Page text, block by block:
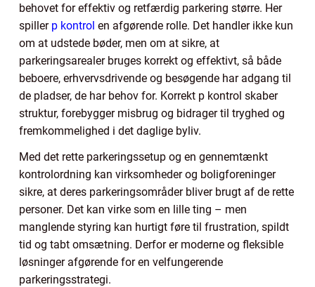
behovet for effektiv og retfærdig parkering større. Her
spiller p kontrol en afgørende rolle. Det handler ikke kun
om at udstede bøder, men om at sikre, at
parkeringsarealer bruges korrekt og effektivt, så både
beboere, erhvervsdrivende og besøgende har adgang til
de pladser, de har behov for. Korrekt p kontrol skaber
struktur, forebygger misbrug og bidrager til tryghed og
fremkommelighed i det daglige byliv.
Med det rette parkeringssetup og en gennemtænkt
kontrolordning kan virksomheder og boligforeninger
sikre, at deres parkeringsområder bliver brugt af de rette
personer. Det kan virke som en lille ting – men
manglende styring kan hurtigt føre til frustration, spildt
tid og tabt omsætning. Derfor er moderne og fleksible
løsninger afgørende for en velfungerende
parkeringsstrategi.